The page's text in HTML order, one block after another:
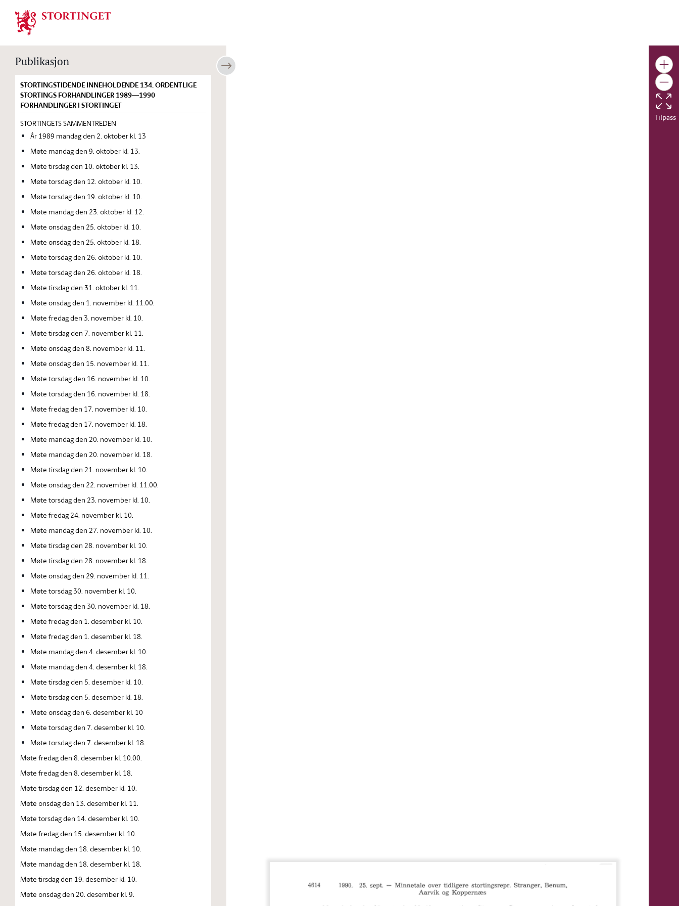
Stortinget.no
Publikasjon
STORTINGSTIDENDE INNEHOLDENDE 134. ORDENTLIGE
STORTINGS FORHANDLINGER 1989—1990
FORHANDLINGER I STORTINGET
STORTINGETS SAMMENTREDEN
År 1989 mandag den 2. oktober kl. 13
Møte mandag den 9. oktober kl. 13.
Møte tirsdag den 10. oktober kl. 13.
Møte torsdag den 12. oktober kl. 10.
Møte torsdag den 19. oktober kl. 10.
Møte mandag den 23. oktober kl. 12.
Møte onsdag den 25. oktober kl. 10.
Møte onsdag den 25. oktober kl. 18.
Møte torsdag den 26. oktober kl. 10.
Møte torsdag den 26. oktober kl. 18.
Møte tirsdag den 31. oktober kl. 11.
Møte onsdag den 1. november kl. 11.00.
Møte fredag den 3. november kl. 10.
Møte tirsdag den 7. november kl. 11.
Møte onsdag den 8. november kl. 11.
Møte onsdag den 15. november kl. 11.
Møte torsdag den 16. november kl. 10.
Møte torsdag den 16. november kl. 18.
Møte fredag den 17. november kl. 10.
Møte fredag den 17. november kl. 18.
Møte mandag den 20. november kl. 10.
Møte mandag den 20. november kl. 18.
Møte tirsdag den 21. november kl. 10.
Møte onsdag den 22. november kl. 11.00.
Møte torsdag den 23. november kl. 10.
Møte fredag 24. november kl. 10.
Møte mandag den 27. november kl. 10.
Møte tirsdag den 28. november kl. 10.
Møte tirsdag den 28. november kl. 18.
Møte onsdag den 29. november kl. 11.
Møte torsdag 30. november kl. 10.
Møte torsdag den 30. november kl. 18.
Møte fredag den 1. desember kl. 10.
Møte fredag den 1. desember kl. 18.
Møte mandag den 4. desember kl. 10.
Møte mandag den 4. desember kl. 18.
Møte tirsdag den 5. desember kl. 10.
Møte tirsdag den 5. desember kl. 18.
Møte onsdag den 6. desember kl. 10
Møte torsdag den 7. desember kl. 10.
Møte torsdag den 7. desember kl. 18.
Møte fredag den 8. desember kl. 10.00.
Møte fredag den 8. desember kl. 18.
Møte tirsdag den 12. desember kl. 10.
Møte onsdag den 13. desember kl. 11.
Møte torsdag den 14. desember kl. 10.
Møte fredag den 15. desember kl. 10.
Møte mandag den 18. desember kl. 10.
Møte mandag den 18. desember kl. 18.
Møte tirsdag den 19. desember kl. 10.
Møte onsdag den 20. desember kl. 9.